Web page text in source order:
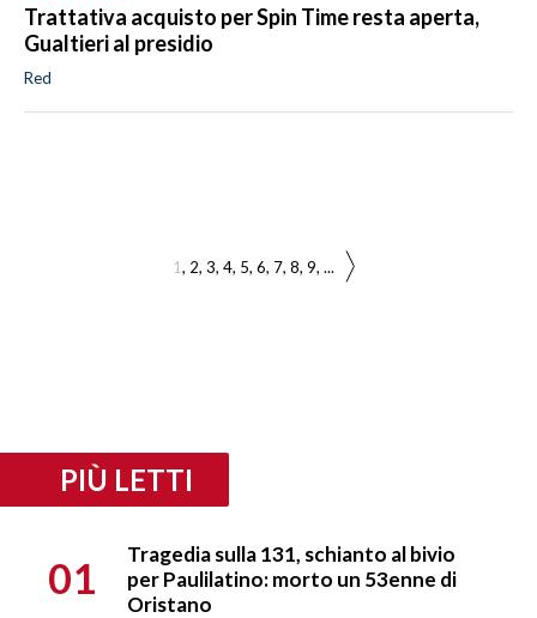
Trattativa acquisto per Spin Time resta aperta,
Gualtieri al presidio
Red
1 2 3 4 5 6 7 8 9 ...
PIÙ LETTI
01
Tragedia sulla 131, schianto al bivio
per Paulilatino: morto un 53enne di
Oristano